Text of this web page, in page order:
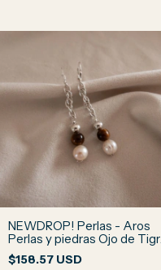
NEWDROP! Perlas - Aros
Perlas y piedras Ojo de Tigre
N2
$158.57 USD